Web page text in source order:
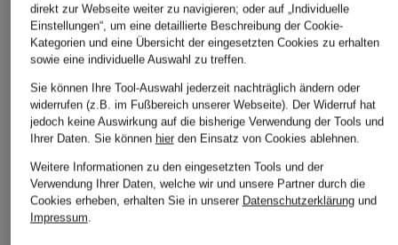
direkt zur Webseite weiter zu navigieren; oder auf „Individuelle
Einstellungen“, um eine detaillierte Beschreibung der Cookie-
Kategorien und eine Übersicht der eingesetzten Cookies zu erhalten
sowie eine individuelle Auswahl zu treffen.
Sie können Ihre Tool-Auswahl jederzeit nachträglich ändern oder
widerrufen (z.B. im Fußbereich unserer Webseite). Der Widerruf hat
jedoch keine Auswirkung auf die bisherige Verwendung der Tools und
Ihrer Daten. Sie können hierden Einsatz von Cookies ablehnen.
Weitere Informationen zu den eingesetzten Tools und der
Verwendung Ihrer Daten, welche wir und unsere Partner durch die
Cookies erheben, erhalten Sie in unserer Datenschutzerklärungund
Impressum.